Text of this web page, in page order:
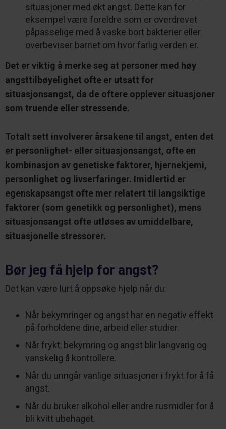
situasjoner med økt angst. Dette kan for
eksempel være foreldre som er overdrevet
påpasselige med å vaske bort bakterier eller
overbeviser barnet om hvor farlig verden er.
Det er viktig å merke seg at personer med høy
angsttilbøyelighet ofte er utsatt for
situasjonsangst, da de oftere opplever situasjoner
som truende eller stressende.
Totalt sett involverer årsakene til angst, enten det
er personlighet- eller situasjonsangst, ofte en
kombinasjon av genetiske faktorer, hjernekjemi,
personlighet og livserfaringer. Imidlertid er
egenskapsangst ofte mer relatert til langsiktige
faktorer (som genetikk og personlighet), mens
situasjonsangst ofte utløses av umiddelbare,
situasjonelle stressorer.
Bør jeg få hjelp for angst?
Det kan være lurt å oppsøke hjelp når du:
Når bekymringer og angst har en negativ effekt
på forholdene dine, arbeid eller studier.
Når frykt, bekymring og angst blir langvarig og
vanskelig å kontrollere.
Når du unngår vanlige situasjoner i frykt for å få
angst.
Når du bruker alkohol eller andre rusmidler for å
bli kvitt ubehaget.